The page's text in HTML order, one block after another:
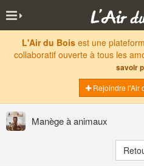
L'Air du Boisest une
collaboratif ouverte à tous les
savoir
Rejoindre l'Air
Manège à animaux